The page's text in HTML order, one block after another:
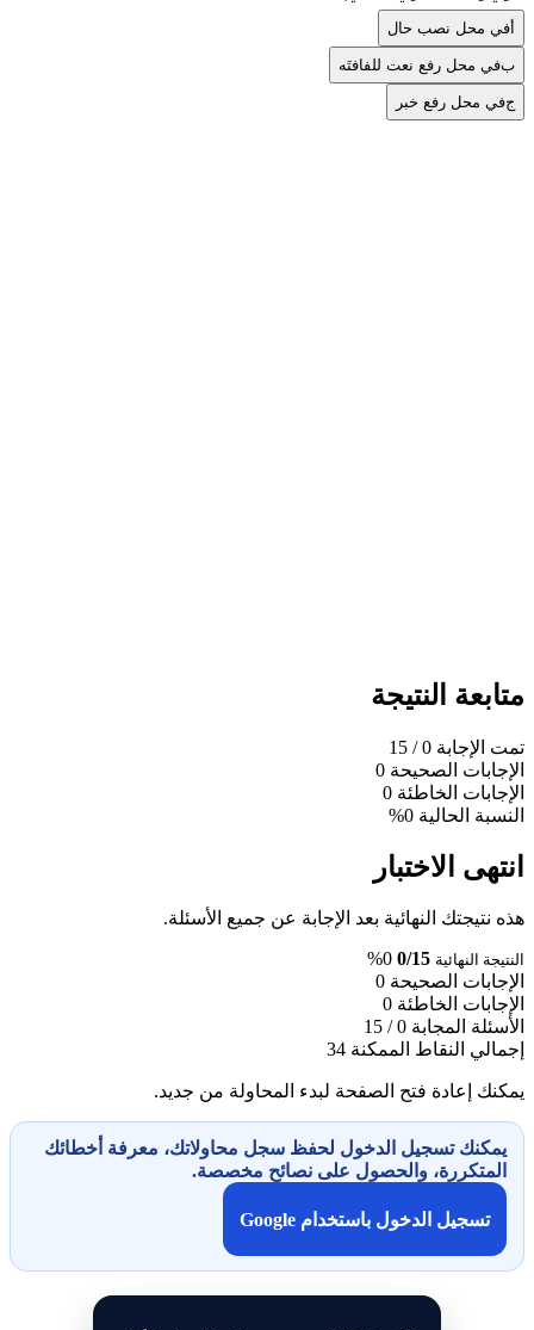
في محل نصب حال
بفي محل رفع نعت للفافتَه
جفي محل رفع خبر
متابعة النتيجة
تمت الإجابة 0
/ 15
الإجابات الصحيحة 0
الإجابات الخاطئة 0
النسبة الحالية 0%
انتهى الاختبار
هذه نتيجتك النهائية بعد الإجابة عن جميع الأسئلة.
النتيجة النهائية 0/15
0%
الإجابات الصحيحة 0
الإجابات الخاطئة 0
الأسئلة المجابة 0 / 15
إجمالي النقاط الممكنة 34
يمكنك إعادة فتح الصفحة لبدء المحاولة من جديد.
يمكنك تسجيل الدخول لحفظ سجل محاولاتك، معرفة أخطائك
المتكررة، والحصول على نصائح مخصصة.
تسجيل الدخول باستخدام Google